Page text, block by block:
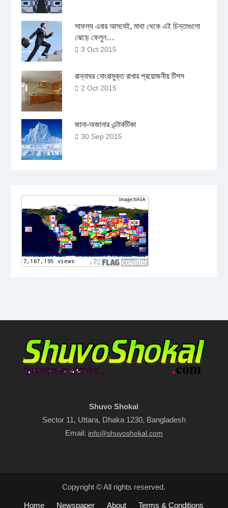
সাফল্য এবার আসবেই, মাথা থেকে এই চিন্তাগুলো
ঝেড়ে ফেলুন…
3 Oct 2015
রান্নাঘর নোংরামুক্ত রাখার প্রয়োজনীয় টিপস
2 Oct 2015
জানা-অজানার এন্টার্কটিকা
30 Sep 2015
Shuvo Shokal
Sector 11, Uttara, Dhaka 1230, Bangladesh
Email: info@shuvoshokal.com
Copyright © All rights reserved.
Home Newspaper About Terms & Conditions